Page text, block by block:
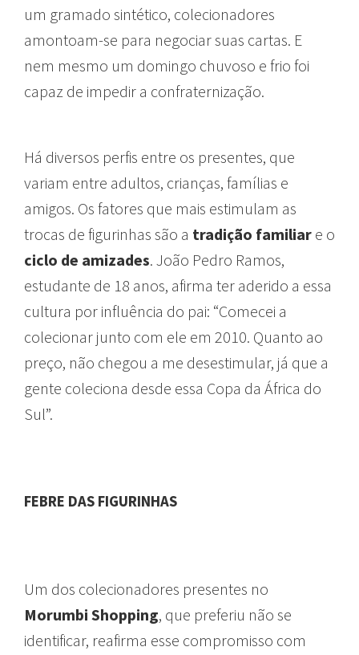
um gramado sintético, colecionadores
amontoam-se para negociar suas cartas. E
nem mesmo um domingo chuvoso e frio foi
capaz de impedir a confraternização.
Há diversos perfis entre os presentes, que
variam entre adultos, crianças, famílias e
amigos. Os fatores que mais estimulam as
trocas de figurinhas são a tradição familiar e o
ciclo de amizades. João Pedro Ramos,
estudante de 18 anos, afirma ter aderido a essa
cultura por influência do pai: “Comecei a
colecionar junto com ele em 2010. Quanto ao
preço, não chegou a me desestimular, já que a
gente coleciona desde essa Copa da África do
Sul”.
FEBRE DAS FIGURINHAS
Um dos colecionadores presentes no
Morumbi Shopping, que preferiu não se
identificar, reafirma esse compromisso com